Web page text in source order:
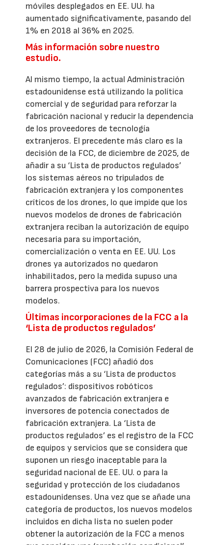
móviles desplegados en EE. UU. ha
aumentado significativamente, pasando del
1% en 2018 al 36% en 2025.
Más información sobre nuestro
estudio.
Al mismo tiempo, la actual Administración
estadounidense está utilizando la política
comercial y de seguridad para reforzar la
fabricación nacional y reducir la dependencia
de los proveedores de tecnología
extranjeros. El precedente más claro es la
decisión de la FCC, de diciembre de 2025, de
añadir a su ‘Lista de productos regulados’
los sistemas aéreos no tripulados de
fabricación extranjera y los componentes
críticos de los drones, lo que impide que los
nuevos modelos de drones de fabricación
extranjera reciban la autorización de equipo
necesaria para su importación,
comercialización o venta en EE. UU. Los
drones ya autorizados no quedaron
inhabilitados, pero la medida supuso una
barrera prospectiva para los nuevos
modelos.
Últimas incorporaciones de la FCC a la
‘Lista de productos regulados’
El 28 de julio de 2026, la Comisión Federal de
Comunicaciones (FCC) añadió dos
categorías más a su ‘Lista de productos
regulados’: dispositivos robóticos
avanzados de fabricación extranjera e
inversores de potencia conectados de
fabricación extranjera. La ‘Lista de
productos regulados’ es el registro de la FCC
de equipos y servicios que se considera que
suponen un riesgo inaceptable para la
seguridad nacional de EE. UU. o para la
seguridad y protección de los ciudadanos
estadounidenses. Una vez que se añade una
categoría de productos, los nuevos modelos
incluidos en dicha lista no suelen poder
obtener la autorización de la FCC a menos